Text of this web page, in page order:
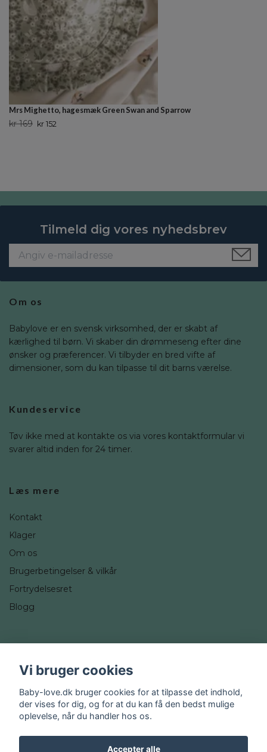
Mrs Mighetto, hagesmæk Green Swan and Sparrow
kr 169 kr 152
Tilmeld dig vores nyhedsbrev
Om os
Babylove er en svensk virksomhed, der er skabt af
kærlighed til børn. Vi skaber din drømmeseng efter dine
ønsker og præferencer. Vi tilbyder en bred vifte af
dimensioner, som du kan tilpasse til dit barns værelse.
Kundeservice
Tøv ikke med at kontakte os via vores kontaktformular vi
svarer altid inden for 24 timer.
Læs mere
Kontakt
Klager
Om os
Brugerbetingelser & vilkår
Fortrydelsesret
Blogg
Instagram
Vi bruger cookies
Baby-love.dk bruger cookies for at tilpasse det indhold,
der vises for dig, og for at du kan få den bedst mulige
oplevelse, når du handler hos os.
Accepter alle